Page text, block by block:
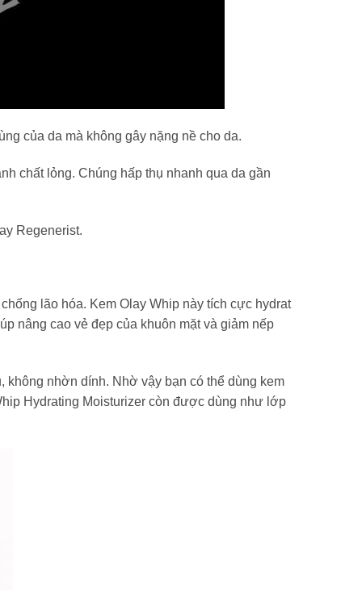
của da mà không gây nặng nề cho da.
chất lỏng. Chúng hấp thụ nhanh qua da gần
Regenerist.
lão hóa. Kem Olay Whip này tích cực hydrat
nâng cao vẻ đẹp của khuôn mặt và giảm nếp
không nhờn dính. Nhờ vậy bạn có thể dùng kem
Hydrating Moisturizer còn được dùng như lớp